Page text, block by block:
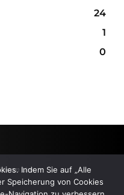
24
1
0
Link.
Indem Sie auf „Alle
Speicherung von Cookies